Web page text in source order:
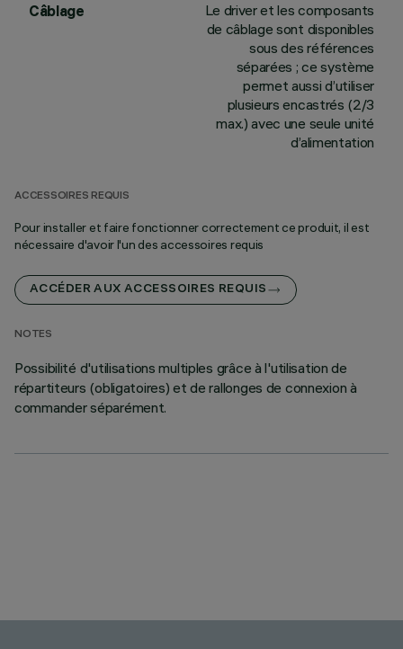
Câblage
Le driver et les composants
de câblage sont disponibles
sous des références
séparées ; ce système
permet aussi d’utiliser
plusieurs encastrés (2/3
max.) avec une seule unité
d’alimentation
ACCESSOIRES REQUIS
Pour installer et faire fonctionner correctement ce produit, il est
nécessaire d'avoir l'un des accessoires requis
ACCÉDER AUX ACCESSOIRES REQUIS
NOTES
Possibilité d'utilisations multiples grâce à l'utilisation de
répartiteurs (obligatoires) et de rallonges de connexion à
commander séparément.